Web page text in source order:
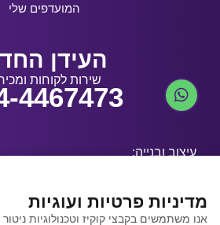
המועדפים שלי
העידן
שירות לקוחות
4467473
עיצוב ובנייה:
מדיניות פרטיות ועוגיות
אנו משתמשים בקבצי קוקיז וטכנולוגיות